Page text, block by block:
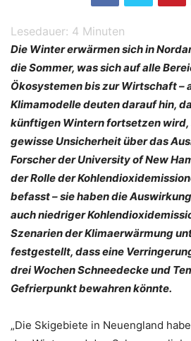
Lesedauer: 4 Minuten
Die Winter erwärmen sich in
die Sommer, was sich auf alle
Ökosystemen bis zur Wirtschaft –
Klimamodelle deuten darauf hin,
künftigen Wintern fortsetzen wird,
gewisse Unsicherheit über das
Forscher der University of New
der Rolle der
befasst – sie haben die
auch niedriger
Szenarien der Klimaerwärmung
festgestellt, dass eine
drei Wochen Schneedecke und
Gefrierpunkt bewahren könnte.
„Die Skigebiete in Neuengland